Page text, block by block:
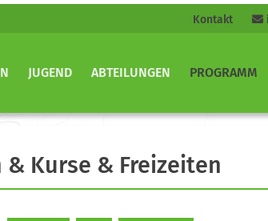
Kontakt
JUGEND ABTEILUNGEN PROGRAMM
& Kurse & Freizeiten